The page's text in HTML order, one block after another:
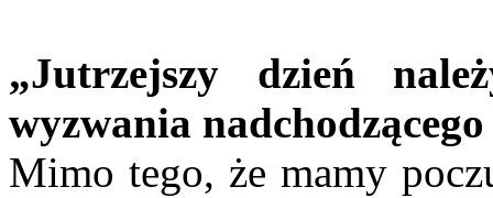
„Jutrzejszy dzień
wyzwania
Mimo tego, że mamy